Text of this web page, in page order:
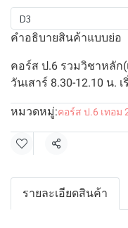
D3
คำอธิบายสินค้าแบบย่อ
คอร์ส ป.6 รวมวิชาหลัก
วันเสาร์ 8.30-12.10 น.
หมวดหมู่:คอร์ส ป.6 เทอม
แชร์
รายละเอียดสินค้า